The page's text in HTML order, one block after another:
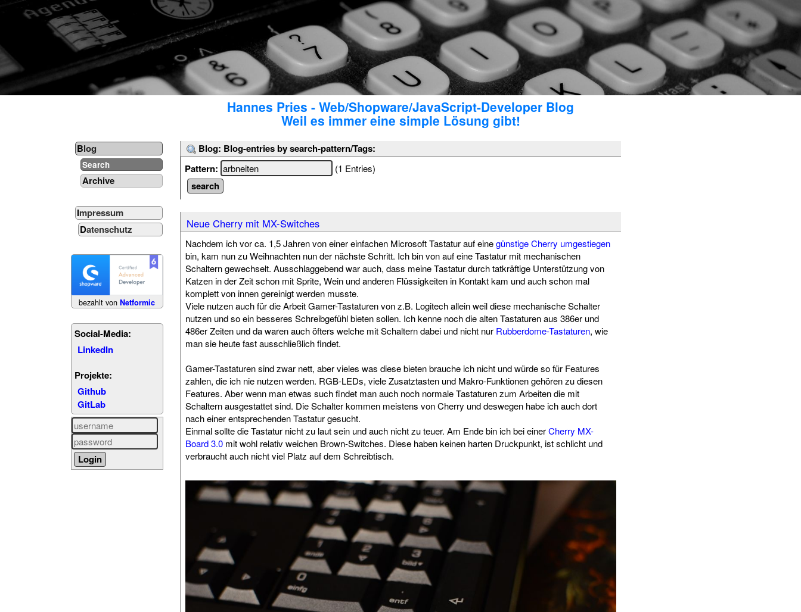
Hannes Pries - Web/Shopware/JavaScript-Developer Blog
Weil es immer eine simple Lösung gibt!
Blog
Search
Archive
Impressum
Datenschutz
bezahlt vonNetformic
Social-Media:
LinkedIn
Projekte:
Github
GitLab
Blog: Blog-entries by search-pattern/Tags:
Pattern:
(1 Entries)
Neue Cherry mit MX-Switches
Nachdem ich vor ca. 1,5 Jahren von einer einfachen Microsoft Tastatur auf einegünstige Cherry umgestiegen
bin, kam nun zu Weihnachten nun der nächste Schritt. Ich bin von auf eine Tastatur mit mechanischen
Schaltern gewechselt. Ausschlaggebend war auch, dass meine Tastatur durch tatkräftige Unterstützung von
Katzen in der Zeit schon mit Sprite, Wein und anderen Flüssigkeiten in Kontakt kam und auch schon mal
komplett von innen gereinigt werden musste.
Viele nutzen auch für die Arbeit Gamer-Tastaturen von z.B. Logitech allein weil diese mechanische Schalter
nutzen und so ein besseres Schreibgefühl bieten sollen. Ich kenne noch die alten Tastaturen aus 386er und
486er Zeiten und da waren auch öfters welche mit Schaltern dabei und nicht nur Rubberdome-Tastaturen, wie
man sie heute fast ausschließlich findet.
Gamer-Tastaturen sind zwar nett, aber vieles was diese bieten brauche ich nicht und würde so für Features
zahlen, die ich nie nutzen werden. RGB-LEDs, viele Zusatztasten und Makro-Funktionen gehören zu diesen
Features. Aber wenn man etwas such findet man auch noch normale Tastaturen zum Arbeiten die mit
Schaltern ausgestattet sind. Die Schalter kommen meistens von Cherry und deswegen habe ich auch dort
nach einer entsprechenden Tastatur gesucht.
Einmal sollte die Tastatur nicht zu laut sein und auch nicht zu teuer. Am Ende bin ich bei einerCherry MX-
Board 3.0 mit wohl relativ weichen Brown-Switches. Diese haben keinen harten Druckpunkt, ist schlicht und
verbraucht auch nicht viel Platz auf dem Schreibtisch.